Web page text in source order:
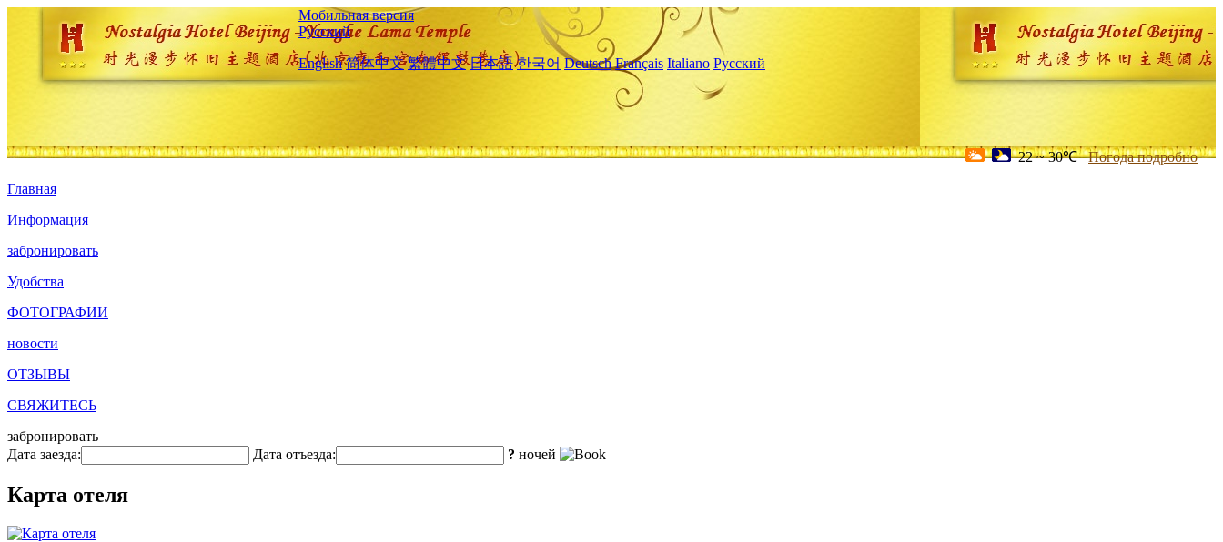
Мобильная версия
Русский
English 简体中文 繁體中文 日本語 한국어 Deutsch Français Italiano Русский
22 ~ 30℃ Погода подробно
Главная
Информация
забронировать
Удобства
ФОТОГРАФИИ
новости
ОТЗЫВЫ
СВЯЖИТЕСЬ
забронировать
Дата заезда:
Дата отъезда: ? ночей
Карта отеля